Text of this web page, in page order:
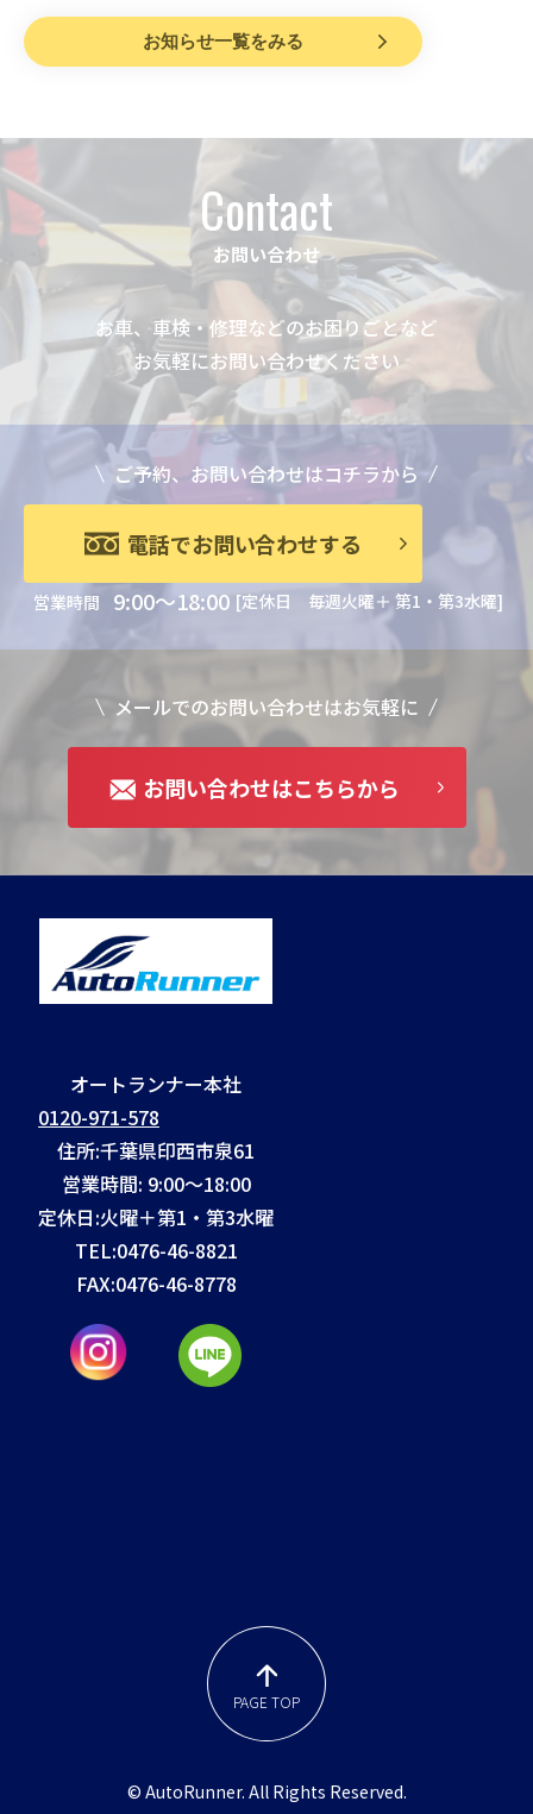
お知らせ一覧をみる
Contact
お問い合わせ
お車、車検・修理などのお困りごとなど
お気軽にお問い合わせください
ご予約、お問い合わせはコチラから
電話でお問い合わせする
営業時間 9:00～18:00 [定休日 毎週火曜＋ 第1・第3水曜]
メールでのお問い合わせはお気軽に
お問い合わせはこちらから
オートランナー本社
0120-971-578
住所:千葉県印西市泉61
営業時間: 9:00～18:00
定休日:火曜＋第1・第3水曜
TEL:0476-46-8821
FAX:0476-46-8778
PAGE TOP
© AutoRunner. All Rights Reserved.